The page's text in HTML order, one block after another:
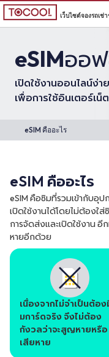
เว็บไซต์จองรถเ
eSIMออ
เปิดใช้งานออนไลน์ง่า
เพื่อการใช้อินเตอร์เน็
eSIM คืออะไร
eSIM คืออะไร
eSIM คือซิมที่รวมเข้ากับอุป
เปิดใช้งานได้โดยไม่ต้องใ
การจัดส่งและเปิดใช้งาน
หายอีกด้วย
เนื่องจากไม่จำเป็นต้อง
มการ์ดจริง จึงไม่ต้อง
กังวลว่าจะสูญหายหรือ
เสียหาย